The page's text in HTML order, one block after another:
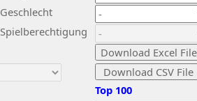
Geschlecht
Spielberechtigung
Top 100